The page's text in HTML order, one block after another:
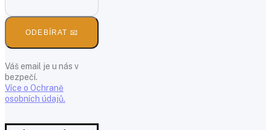
ODEBÍRAT 📧
Váš email je u nás v
bezpečí.
Více o Ochraně
osobních údajů.